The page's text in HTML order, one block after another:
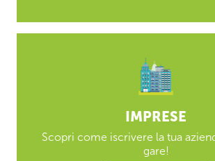
IMPRESE
Scopri come iscrivere la tua
gare!